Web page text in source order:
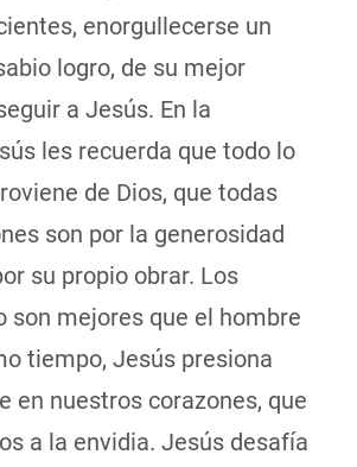
enorgullecerse un
logro, de su mejor
a Jesús. En la
les recuerda que todo lo
de Dios, que todas
son por la generosidad
su propio obrar. Los
son mejores que el hombre
tiempo, Jesús presiona
en nuestros corazones, que
a la envidia. Jesús desafía